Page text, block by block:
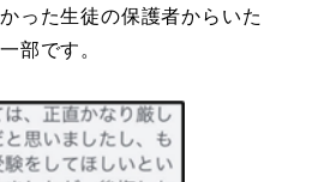
った生徒の保護者からいた
部です。